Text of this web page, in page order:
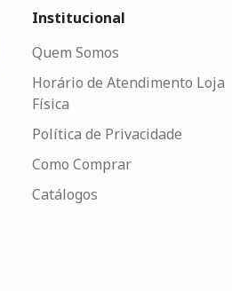
Institucional
Quem Somos
Horário de Atendimento Loja
Física
Política de Privacidade
Como Comprar
Catálogos